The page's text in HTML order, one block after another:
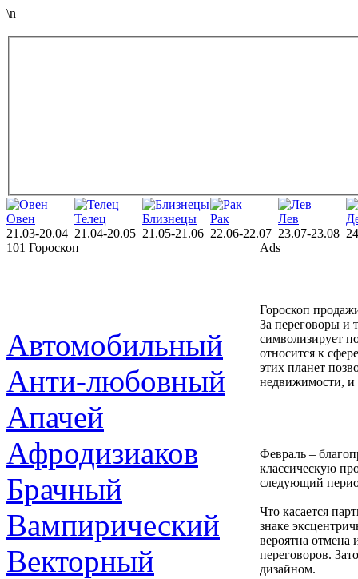
\n
Овен
21.03-20.04
Телец
21.04-20.05
Близнецы
21.05-21.06
Рак
22.06-22.07
Лев
23.07-23.08
101 Гороскоп
Автомобильный
Анти-любовный
Апачей
Афродизиаков
Брачный
Вампирический
Векторный
Ads
Гороскоп
За переговоры и
символизирует
относится к
этих планет
недвижимости, и
Февраль –
классическую
следующий
Что касается
знаке
вероятна отмена
переговоров.
дизайном.